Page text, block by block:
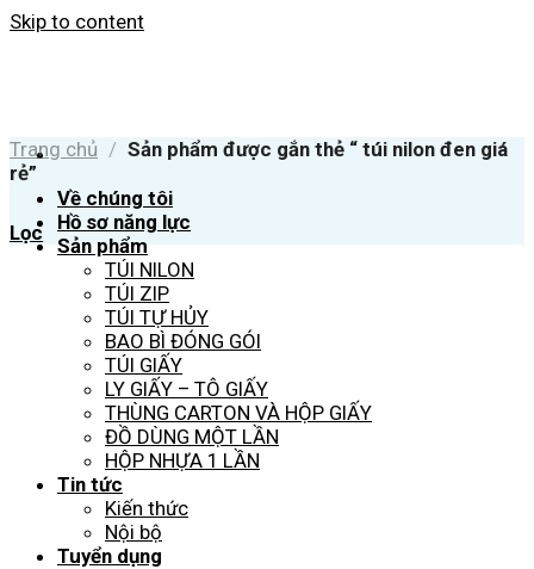
Skip to content
Về chúng tôi
Hồ sơ năng lực
Sản phẩm
TÚI NILON
TÚI ZIP
TÚI TỰ HỦY
BAO BÌ ĐÓNG GÓI
TÚI GIẤY
LY GIẤY – TÔ GIẤY
THÙNG CARTON VÀ HỘP GIẤY
ĐỒ DÙNG MỘT LẦN
HỘP NHỰA 1 LẦN
Tin tức
Kiến thức
Nội bộ
Tuyển dụng
Trang chủ / Sản phẩm được gắn thẻ “ túi nilon đen giá
rẻ”
Lọc